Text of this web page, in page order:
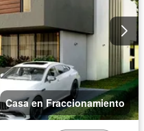
Casa en Fraccionamiento